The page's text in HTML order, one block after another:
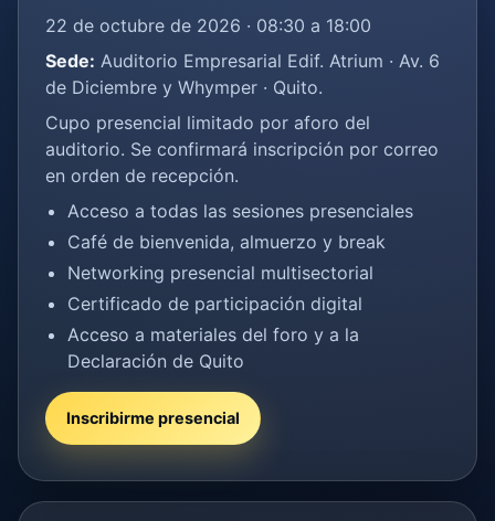
22 de octubre de 2026 · 08:30 a 18:00
Sede: Auditorio Empresarial Edif. Atrium · Av. 6
de Diciembre y Whymper · Quito.
Cupo presencial limitado por aforo del
auditorio. Se confirmará inscripción por correo
en orden de recepción.
Acceso a todas las sesiones presenciales
Café de bienvenida, almuerzo y break
Networking presencial multisectorial
Certificado de participación digital
Acceso a materiales del foro y a la
Declaración de Quito
Inscribirme presencial